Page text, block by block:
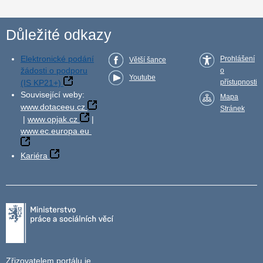
Důležité odkazy
Elektronické podání
žádosti o podporu
(IS KP21+)
Související weby:
www.dotaceeu.cz
| www.opjak.cz
|
www.ec.europa.eu
Kariéra
Větší šance
Youtube
Prohlášení
o
přístupnosti
Mapa
Stránek
Zřizovatelem portálu je